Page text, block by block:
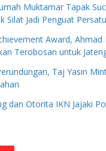
Muktamar Tapak
Silat Jadi Penguat
Award,
Terobosan untuk
Taj Yasin
dan Otorita IKN Jajaki